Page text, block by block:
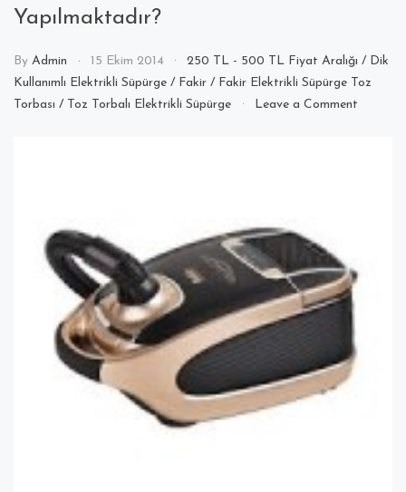
Yapılmaktadır?
By Admin 15 Ekim 2014 250 TL - 500 TL Fiyat Aralığı / Dik
Kullanımlı Elektrikli Süpürge / Fakir / Fakir Elektrikli Süpürge Toz
Torbası / Toz Torbalı Elektrikli Süpürge Leave a Commenton
Nerede